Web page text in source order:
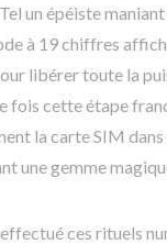
un épéiste
à 19 chiffres
libérer toute la
fois cette étape
la carte SIM
une gemme
ces rituels